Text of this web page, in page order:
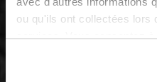
ou qu'ils ont collectées lors
services. Vous consentez